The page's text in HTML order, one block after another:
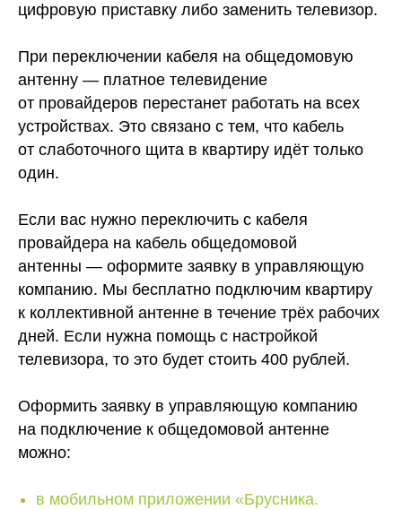
цифровую приставку либо заменить телевизор.
При переключении кабеля на общедомовую
антенну — платное телевидение
от провайдеров перестанет работать на всех
устройствах. Это связано с тем, что кабель
от слаботочного щита в квартиру идёт только
один.
Если вас нужно переключить с кабеля
провайдера на кабель общедомовой
антенны — оформите заявку в управляющую
компанию. Мы бесплатно подключим квартиру
к коллективной антенне в течение трёх рабочих
дней. Если нужна помощь с настройкой
телевизора, то это будет стоить 400 рублей.
Оформить заявку в управляющую компанию
на подключение к общедомовой антенне
можно:
в мобильном приложении «Брусника.